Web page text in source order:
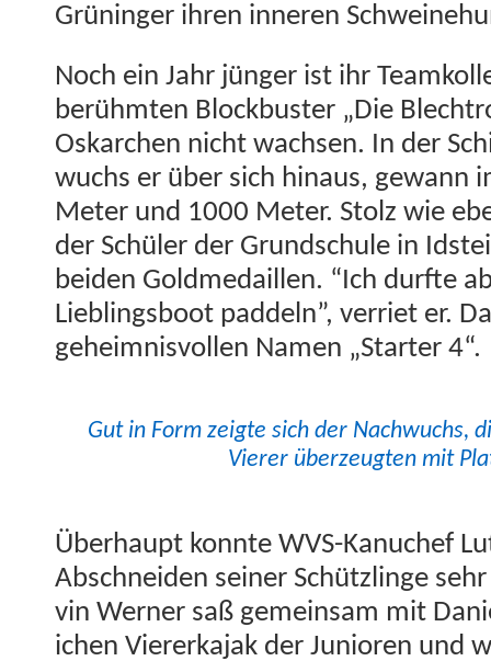
Grüninger ihren inneren
Noch ein Jahr jünger ist ihr
berühmten Block­buster „Die
Oskarchen nicht wach­sen. In der
wuchs er über sich hin­aus, gewann
Meter und 1000 Meter. Stolz wie
der Schüler der Grund­schule in
bei­den Goldmedaillen. “Ich durfte
Lieblings­boot pad­deln”, ver­ri­et er.
geheimnisvollen Namen „Starter 4“.
Gut in Form zeigte sich der Nach­wuchs,
Vier­er überzeugten mit
Über­haupt kon­nte WVS-Kanuchef
Abschnei­den sein­er Schüt­zlinge
vin Wern­er saß gemein­sam mit
ichen Vier­erka­jak der Junioren und